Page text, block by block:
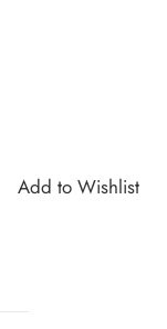
Add to Wishlist